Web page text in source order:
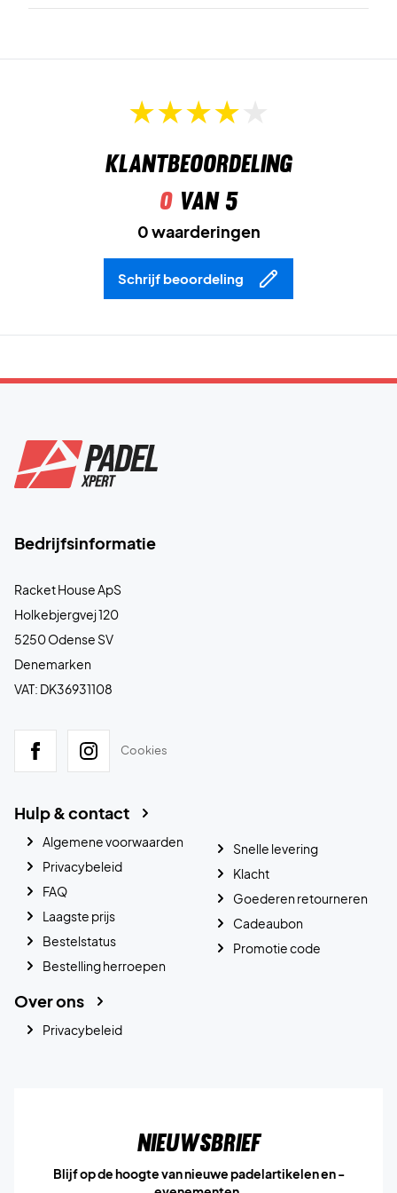
het bovenwerk is gebruikt.
is het materiaal van de buitenzool dat zorgt voor
grip in alle richtingen biedt.
De schoen is bovendien uitgerust met een
binnenzool voor extra comfort en ondersteuning.
Klantbeoordeling
0van 5
0 waarderingen
Schrijf beoordeling
Bedrijfsinformatie
Racket House ApS
Holkebjergvej 120
5250 Odense SV
Denemarken
VAT: DK36931108
Cookies
Hulp & contact
Algemene voorwaarden
Privacybeleid
FAQ
Laagste prijs
Bestelstatus
Bestelling herroepen
Snelle levering
Klacht
Goederen retourneren
Cadeaubon
Promotie code
Over ons
Privacybeleid
Nieuwsbrief
Blijf op de hoogte van nieuwe padelartikelen en -